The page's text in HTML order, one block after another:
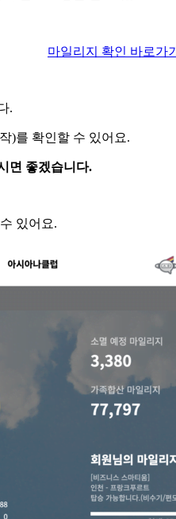
마일리지 확인 바로가기
.
)를 확인할 수 있어요.
면 좋겠습니다.
있어요.